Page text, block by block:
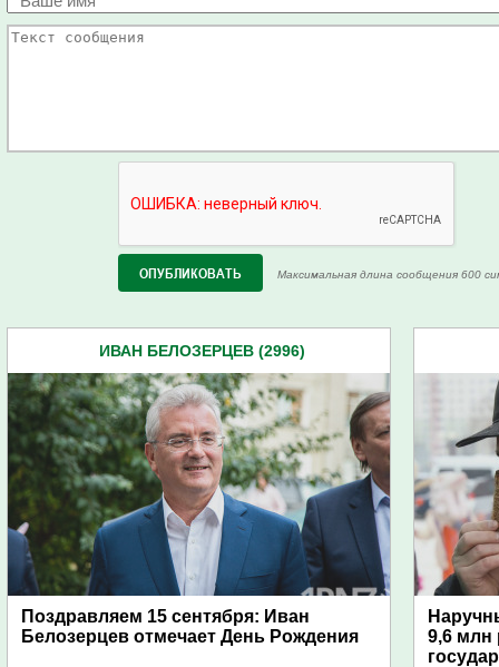
Максимальная длина сообщения 600
ИВАН БЕЛОЗЕРЦЕВ (2996)
Поздравляем 15 сентября: Иван
Белозерцев отмечает День Рождения
9,6 млн